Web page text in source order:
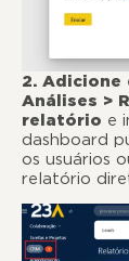
2.
Análises >
relatório e
dashboard
os usuários
relatório